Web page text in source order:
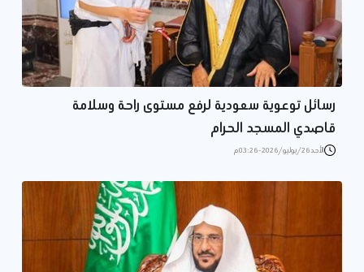
رسائل توعوية سعودية لرفع مستوى راحة وسلامة
قاصدي المسجد الحرام
الأحد 26/يوليو/2026 - 03:26 م